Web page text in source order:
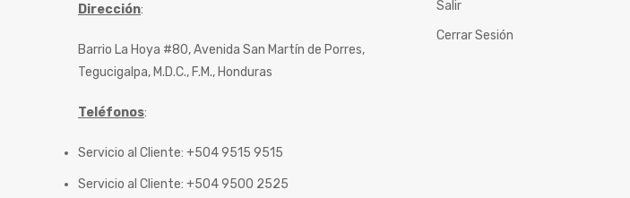
Dirección:
Barrio La Hoya #80, Avenida San Martín de Porres,
Tegucigalpa, M.D.C., F.M., Honduras
Teléfonos:
Servicio al Cliente: +504 9515 9515
Servicio al Cliente: +504 9500 2525
Salir
Cerrar Sesión